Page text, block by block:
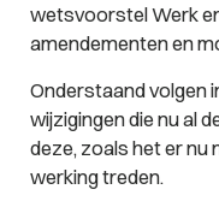
wetsvoorstel Werk
amendementen en
Onderstaand volgen
wijzigingen die nu al
deze, zoals het er nu
werking treden.